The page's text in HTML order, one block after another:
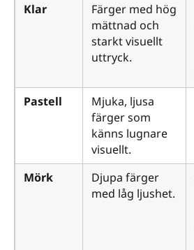
Klar
Färger med hög
mättnad och
starkt visuellt
uttryck.
Pastell
Mjuka, ljusa
färger som
känns lugnare
visuellt.
Mörk
Djupa färger
med låg ljushet.